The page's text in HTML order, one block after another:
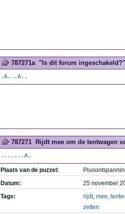
787271a "Is dit forum
.A...A..
787271 Rijdt mee om de tentwagen
.......A.
Plaats van de puzzel:
Datum:
25 november
Tags:
rijdt, mee,
zetten